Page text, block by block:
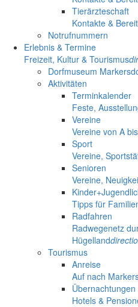
Tierärzteschaft
Kontakte &
Notrufnummern
Erlebnis & Termine
Freizeit, Kultur & Tourismus
Dorfmuseum
Aktivitäten
Terminkalender
Feste,
Vereine
Vereine von A
Sport
Vereine,
Senioren
Vereine,
Tipps für
Radfahren
Radwegenetz
Hügelland
Tourismus
Anreise
Auf nach
Übernachtungen
Hotels &